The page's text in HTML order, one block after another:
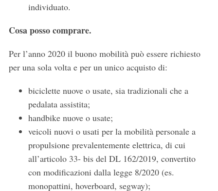
individuato.
Cosa posso comprare.
Per l’anno 2020 il buono mobilità può essere richiesto
per una sola volta e per un unico acquisto di:
biciclette nuove o usate, sia tradizionali che a
pedalata assistita;
handbike nuove o usate;
veicoli nuovi o usati per la mobilità personale a
propulsione prevalentemente elettrica, di cui
all’articolo 33- bis del DL 162/2019, convertito
con modificazioni dalla legge 8/2020 (es.
monopattini, hoverboard, segway);